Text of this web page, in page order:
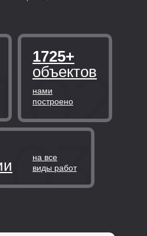
на все
виды работ
нами
построено
1725+
объектов